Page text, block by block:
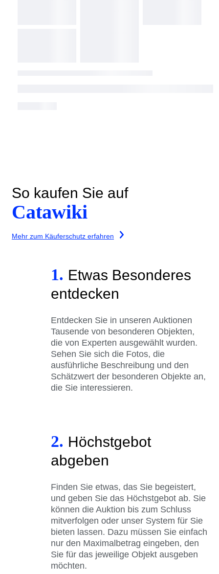
So kaufen Sie auf
Catawiki
Mehr zum Käuferschutz erfahren
1. Etwas Besonderes
entdecken
Entdecken Sie in unseren Auktionen
Tausende von besonderen Objekten,
die von Experten ausgewählt wurden.
Sehen Sie sich die Fotos, die
ausführliche Beschreibung und den
Schätzwert der besonderen Objekte an,
die Sie interessieren.
2. Höchstgebot
abgeben
Finden Sie etwas, das Sie begeistert,
und geben Sie das Höchstgebot ab. Sie
können die Auktion bis zum Schluss
mitverfolgen oder unser System für Sie
bieten lassen. Dazu müssen Sie einfach
nur den Maximalbetrag eingeben, den
Sie für das jeweilige Objekt ausgeben
möchten.